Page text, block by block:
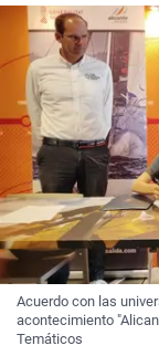
Acuerdo con las
acontecimiento
Temáticos